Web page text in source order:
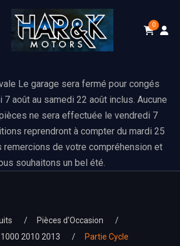
0
Le garage sera fermé pour congés
août au samedi 22 août inclus. Aucune
ne sera effectuée le vendredi 7
reprendront à compter du mardi 25
remercions de votre compréhension et
souhaitons un bel été.
Pièces d'Occasion
2010 2013 Partie Cycle